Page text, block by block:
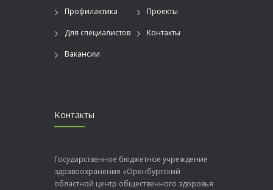
Профилактика Проекты
Для специалистов Контакты
Вакансии
Контакты
Государственное бюджетное учреждение
здравоохранения «Оренбургский
областной центр общественного здоровья